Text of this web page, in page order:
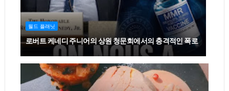
월드 플래닛
로버트 케네디 주니어의 상원 청문회에서의 충격적인 폭로